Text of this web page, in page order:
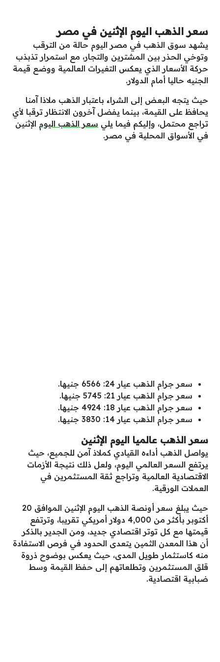
سعر الذهب اليوم الإثنين في مصر
يشهد سوق الذهب في مصر اليوم حالة من الترقب
وتوخي الحذر بين المشترين والتجار، مع استمرار تذبذب
حركة الأسعار الذي يعكس التغيرات العالمية ووضع قيمة
الجنيه حاليا أمام الدولار.
حيث يتجه البعض إلى الشراء باعتبار الذهب ملاذا آمنا
يحافظ على القيمة، بينما يفضل آخرون الانتظار ترقبا لأي
تراجع محتمل، وإليكم فيما يلي سعر الذهب اليوم الإثنين
في الأسواق المحلية في مصر.
سعر جرام الذهب عيار 24: 6566 جنيها.
سعر جرام الذهب عيار 21: 5745 جنيها.
سعر جرام الذهب عيار 18: 4924 جنيها.
سعر جرام الذهب عيار 14: 3830 جنيها.
سعر الذهب عالميا اليوم الإثنين
يواصل الذهب أداءه القيادي كملاذ آمن للجميع، حيث
يرتفع السعر العالمي اليوم، ولعل ذلك نتيجة الأزمات
الاقتصادية العالمية وتراجع ثقة المستثمرين في
العملات الورقية.
حيث يبلغ سعر أونصة الذهب اليوم الإثنين الموافق 20
أكتوبر بأكثر من 4,000 دولار أمريكي تقريبا، وترتفع
قيمتها مع كل توتر اقتصادي جديد، ومن الجدير بالذكر
أن هذا المعدن الثمين يتعدى الحدود في فرص الاستفادة
منه كاستثمار طويل المدى، حيث يعكس بوضوح ذروة
قلق المستثمرين وتطلعاتهم إلى حفظ القيمة وسط
ضبابية اقتصادية.